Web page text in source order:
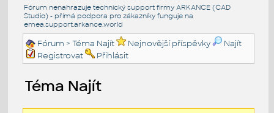
Fórum nenahrazuje technický support firmy ARKANCE (CAD
Studio) - přímá podpora pro zákazníky funguje na
emea.support.arkance.world
Fórum > Téma Najít Nejnovější příspěvky
Najít
Registrovat
Přihlásit
Téma Najít